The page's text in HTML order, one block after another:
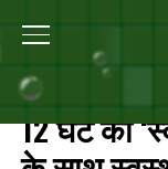
Home Highlights:
12 घंटे का